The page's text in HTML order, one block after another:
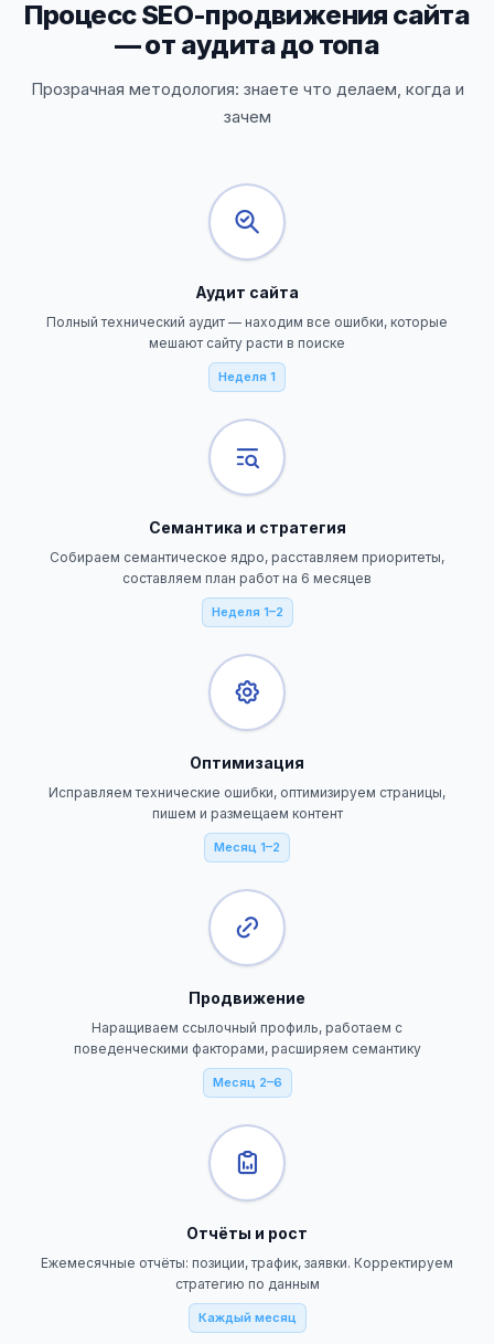
Процесс SEO-продвижения сайта
— от аудита до топа
Прозрачная методология: знаете что делаем, когда и
зачем
Аудит сайта
Полный технический аудит — находим все ошибки, которые
мешают сайту расти в поиске
Неделя 1
Семантика и стратегия
Собираем семантическое ядро, расставляем приоритеты,
составляем план работ на 6 месяцев
Неделя 1–2
Оптимизация
Исправляем технические ошибки, оптимизируем страницы,
пишем и размещаем контент
Месяц 1–2
Продвижение
Наращиваем ссылочный профиль, работаем с
поведенческими факторами, расширяем семантику
Месяц 2–6
Отчёты и рост
Ежемесячные отчёты: позиции, трафик, заявки. Корректируем
стратегию по данным
Каждый месяц